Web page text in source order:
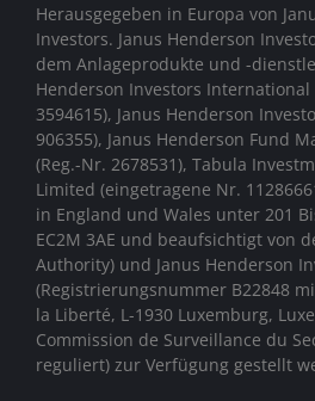
Herausgegeben in Europa von
Investors. Janus Henderson
dem Anlageprodukte und -
Henderson Investors International
3594615), Janus Henderson
906355), Janus Henderson Fund
(Reg.-Nr. 2678531), Tabula
Limited (eingetragene Nr.
in England und Wales unter 201
EC2M 3AE und beaufsichtigt von
Authority) und Janus Henderson
(Registrierungsnummer B22848
la Liberté, L-1930 Luxemburg,
Commission de Surveillance du
reguliert) zur Verfügung gestellt